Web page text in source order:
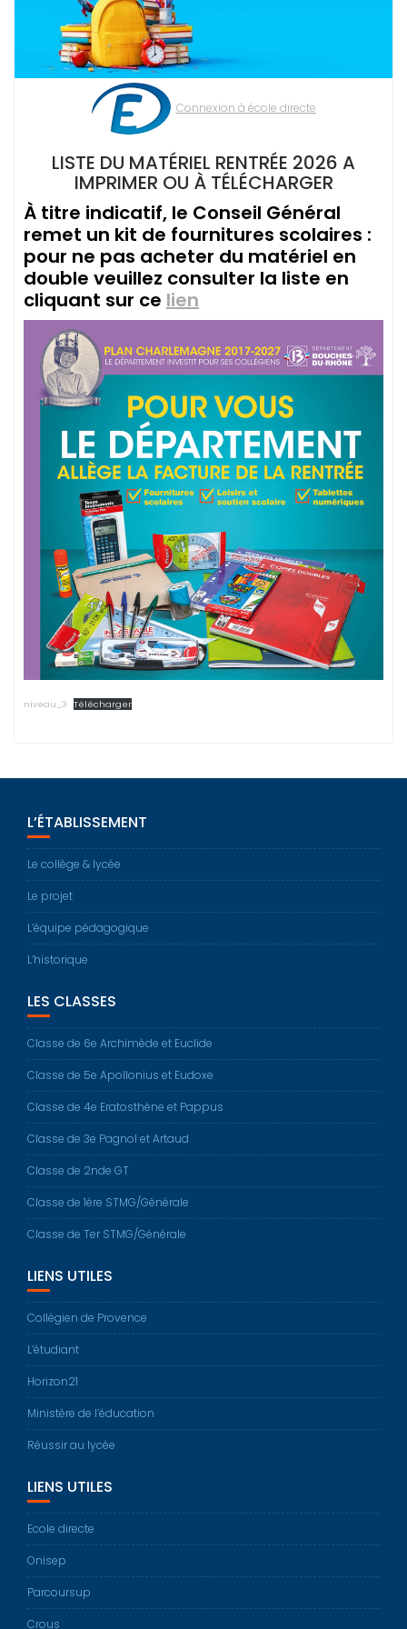
Connexion à école directe
LISTE DU MATÉRIEL RENTRÉE 2026 A
IMPRIMER OU À TÉLÉCHARGER
À titre indicatif, le Conseil Général
remet un kit de fournitures scolaires :
pour ne pas acheter du matériel en
double veuillez consulter la liste en
cliquant sur ce lien
niveau_3 Télécharger
L’ÉTABLISSEMENT
Le collège & lycée
Le projet
L’équipe pédagogique
L’historique
LES CLASSES
Classe de 6e Archimède et Euclide
Classe de 5e Apollonius et Eudoxe
Classe de 4e Eratosthène et Pappus
Classe de 3e Pagnol et Artaud
Classe de 2nde GT
Classe de 1ère STMG/Générale
Classe de Ter STMG/Générale
LIENS UTILES
Collégien de Provence
L’étudiant
Horizon21
Ministère de l’éducation
Réussir au lycée
LIENS UTILES
Ecole directe
Onisep
Parcoursup
Crous